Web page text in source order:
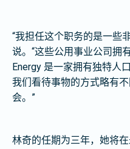
“我担任这个职务的是一些
说。“这些公用事业公司拥
Energy 是一家拥有独特人
我们看待事物的方式略有
会。”
林奇的任期为三年，她将